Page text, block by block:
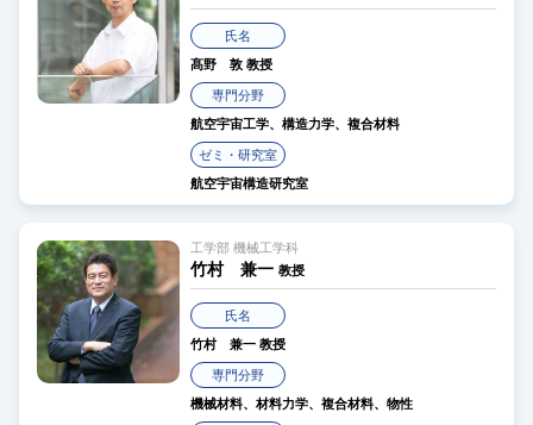
氏名
髙野 敦 教授
専門分野
航空宇宙工学、構造力学、複合材料
ゼミ・研究室
航空宇宙構造研究室
工学部 機械工学科
竹村 兼一 教授
氏名
竹村 兼一 教授
専門分野
機械材料、材料力学、複合材料、物性